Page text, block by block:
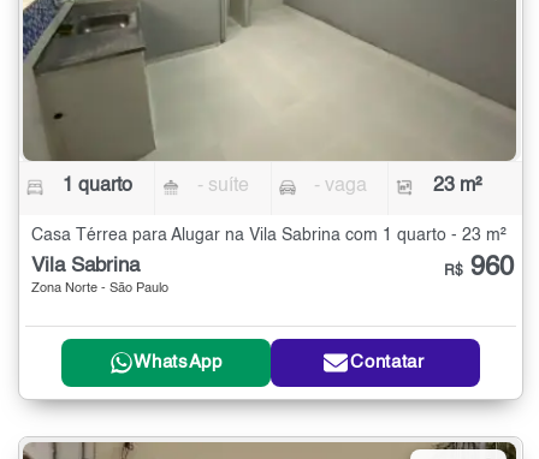
1 quarto - suíte - vaga 23 m²
Casa Térrea para Alugar na Vila Sabrina com 1 quarto - 23 m²
Vila Sabrina
Zona Norte - São Paulo
R$ 960
WhatsApp Contatar